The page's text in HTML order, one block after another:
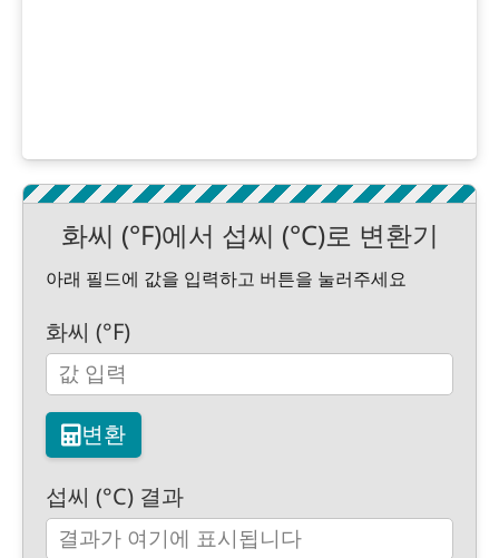
화씨 (°F)에서 섭씨 (°C)로 변환기
아래 필드에 값을 입력하고 버튼을 눌러주세요
화씨 (°F)
변환
섭씨 (°C) 결과